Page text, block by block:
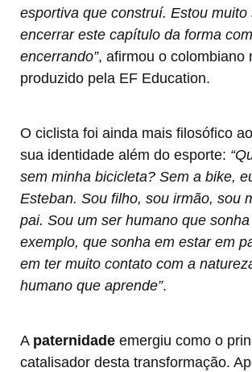
esportiva que construí. Estou muito
encerrar este capítulo da forma
encerrando”, afirmou o colombiano
produzido pela EF Education.
O ciclista foi ainda mais filosófico
sua identidade além do esporte:
sem minha bicicleta? Sem a bike,
Esteban. Sou filho, sou irmão, sou
pai. Sou um ser humano que
exemplo, que sonha em estar em
em ter muito contato com a
humano que aprende”.
A paternidade emergiu como o
catalisador desta transformação.